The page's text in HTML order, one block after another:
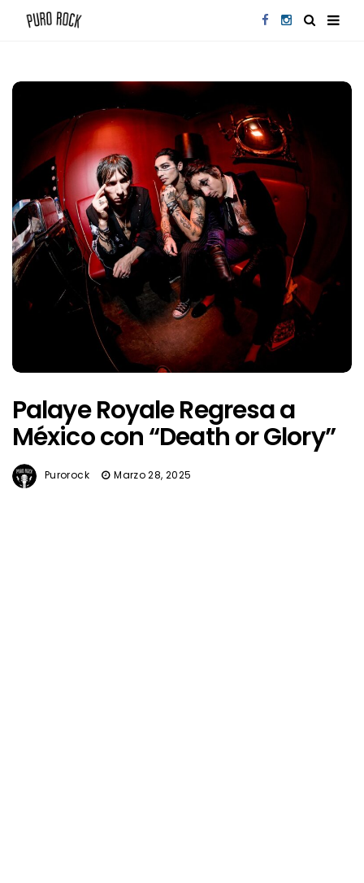
Palaye Royale Regresa a
México con “Death or Glory”
Purorock Marzo 28, 2025